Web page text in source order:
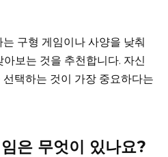
구형 게임이나 사양을 낮춰
보는 것을 추천합니다. 자신
택하는 것이 가장 중요하다는
은 무엇이 있나요?